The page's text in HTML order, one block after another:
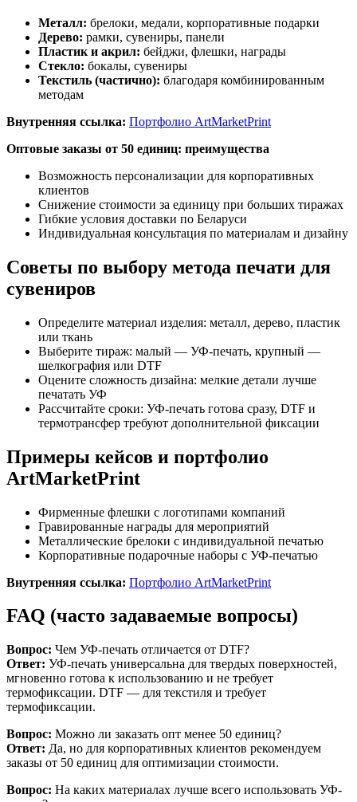
Металл: брелоки, медали, корпоративные подарки
Дерево: рамки, сувениры, панели
Пластик и акрил: бейджи, флешки, награды
Стекло: бокалы, сувениры
Текстиль (частично): благодаря комбинированным
методам
Внутренняя ссылка: Портфолио ArtMarketPrint
Оптовые заказы от 50 единиц: преимущества
Возможность персонализации для корпоративных
клиентов
Снижение стоимости за единицу при больших тиражах
Гибкие условия доставки по Беларуси
Индивидуальная консультация по материалам и дизайну
Советы по выбору метода печати для
сувениров
Определите материал изделия: металл, дерево, пластик
или ткань
Выберите тираж: малый — УФ-печать, крупный —
шелкография или DTF
Оцените сложность дизайна: мелкие детали лучше
печатать УФ
Рассчитайте сроки: УФ-печать готова сразу, DTF и
термотрансфер требуют дополнительной фиксации
Примеры кейсов и портфолио
ArtMarketPrint
Фирменные флешки с логотипами компаний
Гравированные награды для мероприятий
Металлические брелоки с индивидуальной печатью
Корпоративные подарочные наборы с УФ-печатью
Внутренняя ссылка: Портфолио ArtMarketPrint
FAQ (часто задаваемые вопросы)
Вопрос: Чем УФ-печать отличается от DTF?
Ответ: УФ-печать универсальна для твердых поверхностей,
мгновенно готова к использованию и не требует
термофиксации. DTF — для текстиля и требует
термофиксации.
Вопрос: Можно ли заказать опт менее 50 единиц?
Ответ: Да, но для корпоративных клиентов рекомендуем
заказы от 50 единиц для оптимизации стоимости.
Вопрос: На каких материалах лучше всего использовать УФ-